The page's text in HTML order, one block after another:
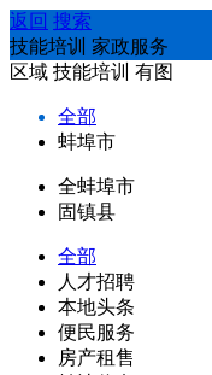
返回 搜索
技能培训 家政服务
区域 技能培训 有图
全部
蚌埠市
全蚌埠市
固镇县
全部
人才招聘
本地头条
便民服务
房产租售